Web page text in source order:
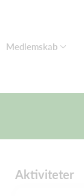
Medlemskab
Aktiviteter